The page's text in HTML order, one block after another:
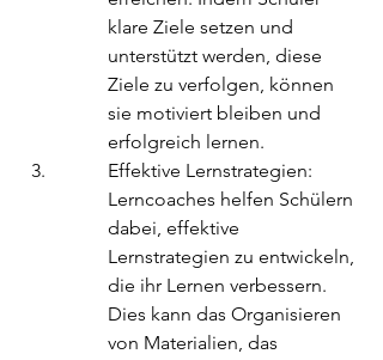
klare Ziele setzen und
unterstützt werden, diese
Ziele zu verfolgen, können
sie motiviert bleiben und
erfolgreich lernen.
Effektive Lernstrategien:
Lerncoaches helfen Schülern
dabei, effektive
Lernstrategien zu entwickeln,
die ihr Lernen verbessern.
Dies kann das Organisieren
von Materialien, das